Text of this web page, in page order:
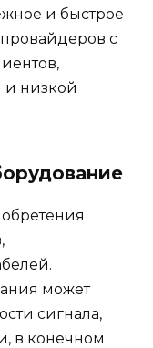
и быстрое
с
и низкой
может
сигнала,
в конечном